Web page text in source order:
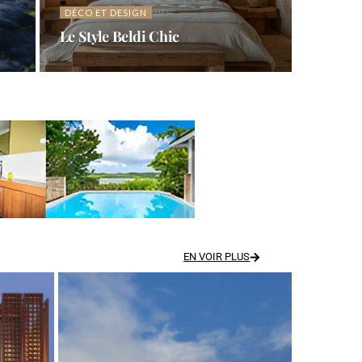
DÉCO ET DESIGN
Le Style Beldi Chic
EN VOIR PLUS